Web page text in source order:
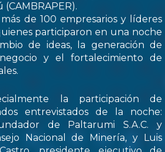
de 100 empresarios y líderes
participaron en una noche
de ideas, la generación de
y el fortalecimiento de
la participación de
entrevistados de la noche:
de Paltarumi S.A.C. y
Nacional de Minería, y Luis